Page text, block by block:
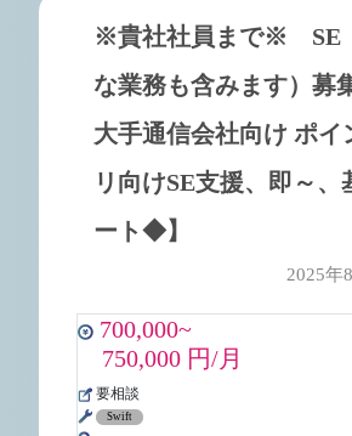
※貴社社員まで※ SE
な業務も含みます）募
大手通信会社向け ポイ
リ向けSE支援、即～、
ート◆】
2025年
700,000~
750,000 円/月
要相談
Swift